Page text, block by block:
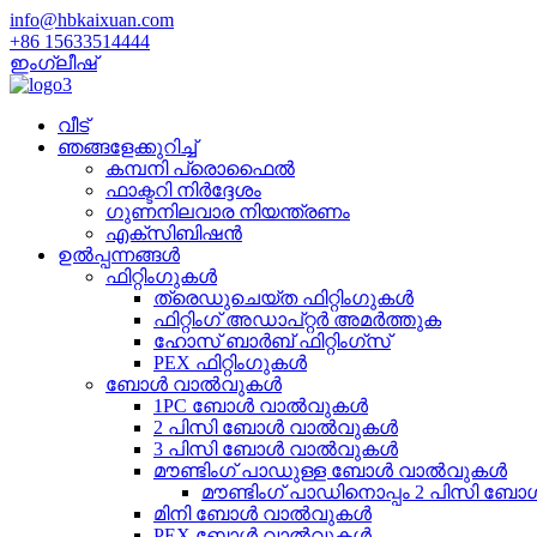
info@hbkaixuan.com
+86 15633514444
ഇംഗ്ലീഷ്
വീട്
ഞങ്ങളേക്കുറിച്ച്
കമ്പനി പ്രൊഫൈൽ
ഫാക്ടറി നിർദ്ദേശം
ഗുണനിലവാര നിയന്ത്രണം
എക്സിബിഷൻ
ഉൽപ്പന്നങ്ങൾ
ഫിറ്റിംഗുകൾ
ത്രെഡുചെയ്‌ത ഫിറ്റിംഗുകൾ
ഫിറ്റിംഗ് അഡാപ്റ്റർ അമർത്തുക
ഹോസ് ബാർബ് ഫിറ്റിംഗ്സ്
PEX ഫിറ്റിംഗുകൾ
ബോൾ വാൽവുകൾ
1PC ബോൾ വാൽവുകൾ
2 പിസി ബോൾ വാൽവുകൾ
3 പിസി ബോൾ വാൽവുകൾ
മൗണ്ടിംഗ് പാഡുള്ള ബോൾ വാൽവുകൾ
മൗണ്ടിംഗ് പാഡിനൊപ്പം 2 പിസി
മിനി ബോൾ വാൽവുകൾ